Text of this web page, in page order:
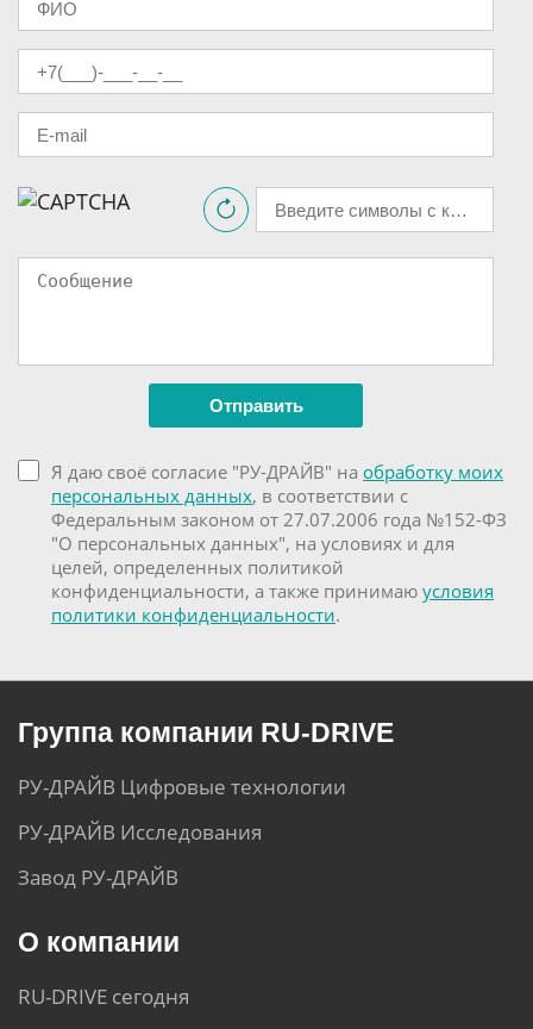
Я даю своё согласие "РУ-ДРАЙВ" на обработку моих
персональных данных, в соответствии с
Федеральным законом от 27.07.2006 года №152-ФЗ
"О персональных данных", на условиях и для
целей, определенных политикой
конфиденциальности, а также принимаю условия
политики конфиденциальности.
Группа компании RU-DRIVE
РУ-ДРАЙВ Цифровые технологии
РУ-ДРАЙВ Исследования
Завод РУ-ДРАЙВ
О компании
RU-DRIVE сегодня